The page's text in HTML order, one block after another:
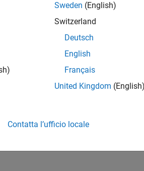
Sweden (English)
Switzerland
Deutsch
English
Français
United Kingdom (English)
Contatta l’ufficio locale